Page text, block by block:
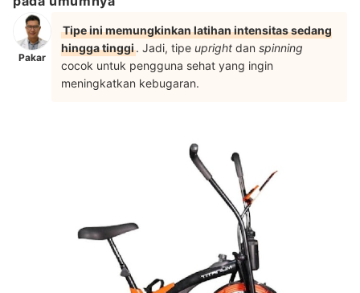
Pakar
Tipe ini memungkinkan latihan intensitas sedang
hingga tinggi. Jadi, tipe upright dan spinning
cocok untuk pengguna sehat yang ingin
meningkatkan kebugaran.